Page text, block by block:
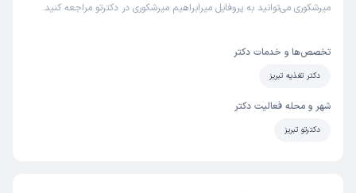
میرشکوری می‌توانید به پروفایل میرابراهیم میرشکوری در دکترتو مراجعه کنید.
تخصص‌ها و خدمات دکتر
دکتر تغذیه تبریز
شهر و محله فعالیت دکتر
دکترتو تبریز